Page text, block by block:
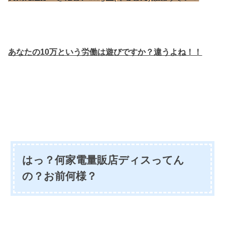
あなたの10万という労働は遊びですか？違うよね！！
はっ？何家電量販店ディスってん
の？お前何様？